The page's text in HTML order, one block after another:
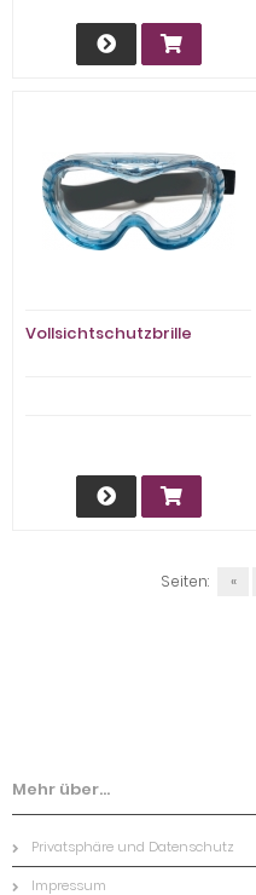
Vollsichtschutzbrille
Seiten: «
Mehr über...
Privatsphäre und Datenschutz
Impressum